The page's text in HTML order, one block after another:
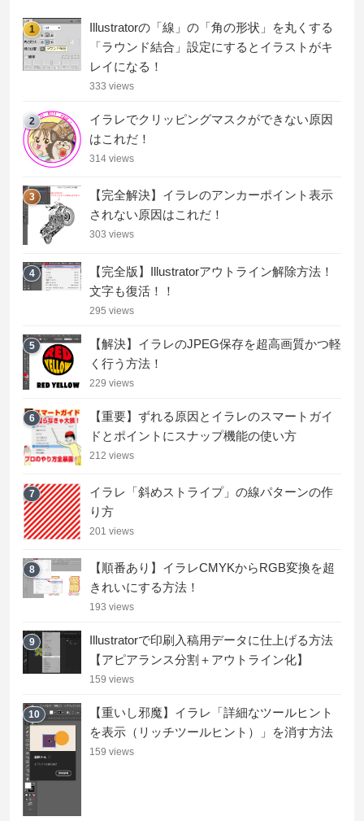
1
Illustratorの「線」の「角の形状」を丸くする
「ラウンド結合」設定にするとイラストがキ
レイになる！
333 views
2
イラレでクリッピングマスクができない原因
はこれだ！
314 views
3
【完全解決】イラレのアンカーポイント表示
されない原因はこれだ！
303 views
4
【完全版】Illustratorアウトライン解除方法！
文字も復活！！
295 views
5
【解決】イラレのJPEG保存を超高画質かつ軽
く行う方法！
229 views
6
【重要】ずれる原因とイラレのスマートガイ
ドとポイントにスナップ機能の使い方
212 views
7
イラレ「斜めストライプ」の線パターンの作
り方
201 views
8
【順番あり】イラレCMYKからRGB変換を超
きれいにする方法！
193 views
9
Illustratorで印刷入稿用データに仕上げる方法
【アピアランス分割＋アウトライン化】
159 views
10
【重いし邪魔】イラレ「詳細なツールヒント
を表示（リッチツールヒント）」を消す方法
159 views